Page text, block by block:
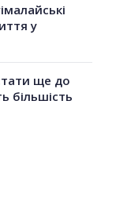
у
ще до
більшість